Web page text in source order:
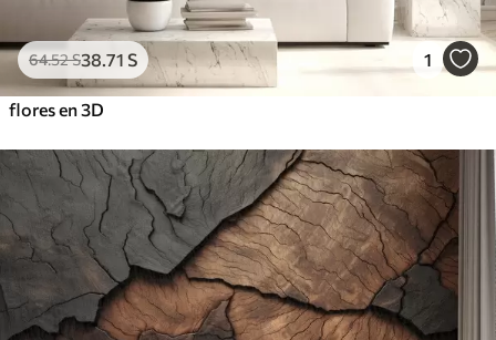
64.52S38 .71 S 1
flores en 3D